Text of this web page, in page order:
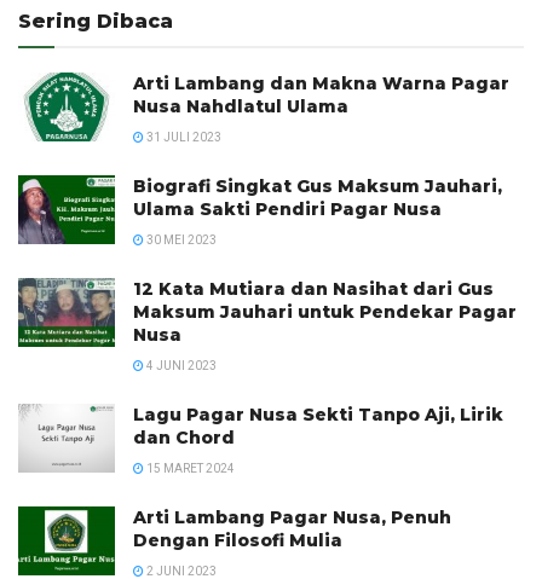
Sering Dibaca
Arti Lambang dan Makna Warna Pagar
Nusa Nahdlatul Ulama
31 JULI 2023
Biografi Singkat Gus Maksum Jauhari,
Ulama Sakti Pendiri Pagar Nusa
30 MEI 2023
12 Kata Mutiara dan Nasihat dari Gus
Maksum Jauhari untuk Pendekar Pagar
Nusa
4 JUNI 2023
Lagu Pagar Nusa Sekti Tanpo Aji, Lirik
dan Chord
15 MARET 2024
Arti Lambang Pagar Nusa, Penuh
Dengan Filosofi Mulia
2 JUNI 2023